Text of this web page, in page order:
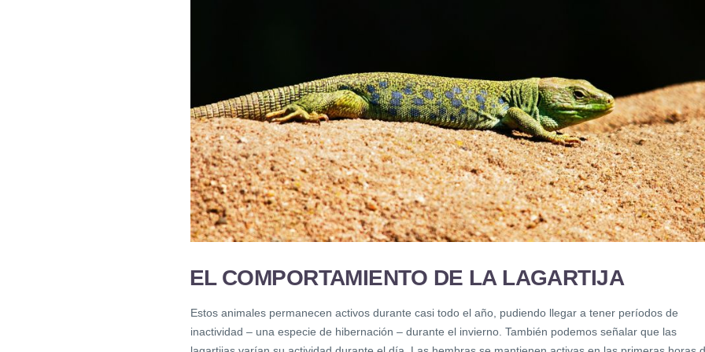
EL COMPORTAMIENTO DE LA LAGARTIJA
Estos animales permanecen activos durante casi todo el año, pudiendo llegar a tener períodos de
inactividad – una especie de hibernación – durante el invierno. También podemos señalar que las